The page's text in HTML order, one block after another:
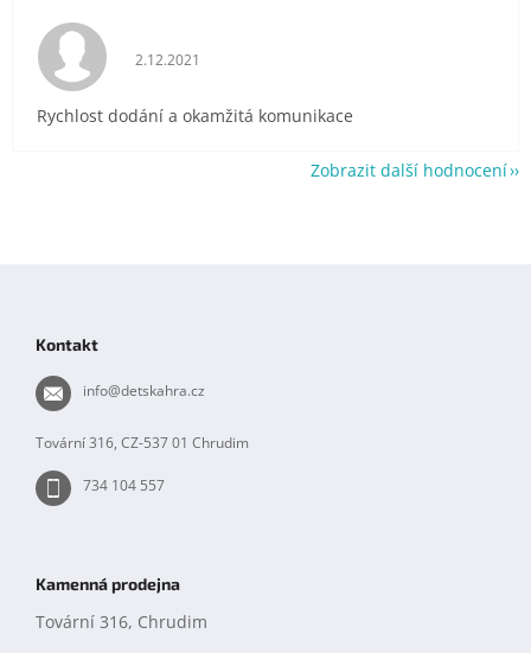
Hodnocení obchodu je 5 z 5 hvězdiček.
2.12.2021
Rychlost dodání a okamžitá komunikace
Zobrazit další hodnocení
Kontakt
info@detskahra.cz
Tovární 316, CZ-537 01 Chrudim
734 104 557
Kamenná prodejna
Tovární 316, Chrudim